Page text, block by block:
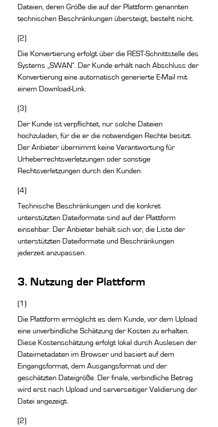
Dateien, deren Größe die auf der Plattform genannten
technischen Beschränkungen übersteigt, besteht nicht.
(2)
Die Konvertierung erfolgt über die REST-Schnittstelle des
Systems „SWAN“. Der Kunde erhält nach Abschluss der
Konvertierung eine automatisch generierte E-Mail mit
einem Download-Link.
(3)
Der Kunde ist verpflichtet, nur solche Dateien
hochzuladen, für die er die notwendigen Rechte besitzt.
Der Anbieter übernimmt keine Verantwortung für
Urheberrechtsverletzungen oder sonstige
Rechtsverletzungen durch den Kunden.
(4)
Technische Beschränkungen und die konkret
unterstützten Dateiformate sind auf der Plattform
einsehbar. Der Anbieter behält sich vor, die Liste der
unterstützten Dateiformate und Beschränkungen
jederzeit anzupassen.
3. Nutzung der Plattform
(1)
Die Plattform ermöglicht es dem Kunde, vor dem Upload
eine unverbindliche Schätzung der Kosten zu erhalten.
Diese Kostenschätzung erfolgt lokal durch Auslesen der
Dateimetadaten im Browser und basiert auf dem
Eingangsformat, dem Ausgangsformat und der
geschätzten Dateigröße. Der finale, verbindliche Betrag
wird erst nach Upload und serverseitiger Validierung der
Datei angezeigt.
(2)